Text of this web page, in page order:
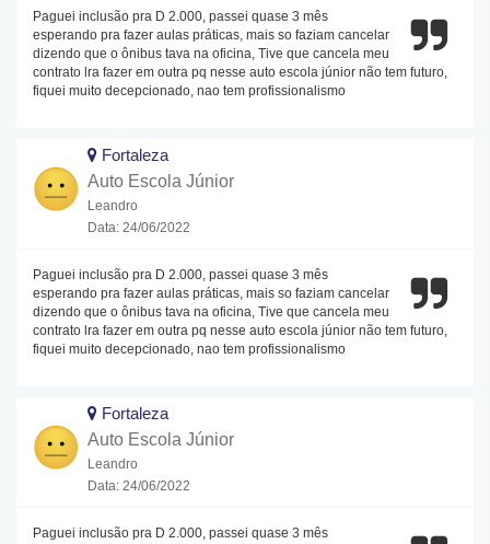
Paguei inclusão pra D 2.000, passei quase 3 mês
esperando pra fazer aulas práticas, mais so faziam cancelar
dizendo que o ônibus tava na oficina, Tive que cancela meu
contrato lra fazer em outra pq nesse auto escola júnior não tem futuro,
fiquei muito decepcionado, nao tem profissionalismo
Fortaleza
Auto Escola Júnior
Leandro
Data: 24/06/2022
Paguei inclusão pra D 2.000, passei quase 3 mês
esperando pra fazer aulas práticas, mais so faziam cancelar
dizendo que o ônibus tava na oficina, Tive que cancela meu
contrato lra fazer em outra pq nesse auto escola júnior não tem futuro,
fiquei muito decepcionado, nao tem profissionalismo
Fortaleza
Auto Escola Júnior
Leandro
Data: 24/06/2022
Paguei inclusão pra D 2.000, passei quase 3 mês